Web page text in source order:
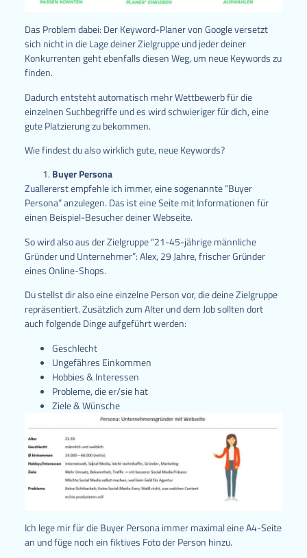
Das Problem dabei: Der Keyword-Planer von Google versetzt
sich nicht in die Lage deiner Zielgruppe und jeder deiner
Konkurrenten geht ebenfalls diesen Weg, um neue Keywords zu
finden.
Dadurch entsteht automatisch mehr Wettbewerb für die
einzelnen Suchbegriffe und es wird schwieriger für dich, eine
gute Platzierung zu bekommen.
Wie findest du also wirklich gute, neue Keywords?
Buyer Persona
Zuallererst empfehle ich immer, eine sogenannte “Buyer
Persona” anzulegen. Das ist eine Seite mit Informationen für
einen Beispiel-Besucher deiner Webseite.
So wird also aus der Zielgruppe “21-45-jährige männliche
Gründer und Unternehmer”: Alex, 29 Jahre, frischer Gründer
eines Online-Shops.
Du stellst dir also eine einzelne Person vor, die deine Zielgruppe
repräsentiert. Zusätzlich zum Alter und dem Job sollten dort
auch folgende Dinge aufgeführt werden:
Geschlecht
Ungefähres Einkommen
Hobbies & Interessen
Probleme, die er/sie hat
Ziele & Wünsche
Ich lege mir für die Buyer Persona immer maximal eine A4-Seite
an und füge noch ein fiktives Foto der Person hinzu.